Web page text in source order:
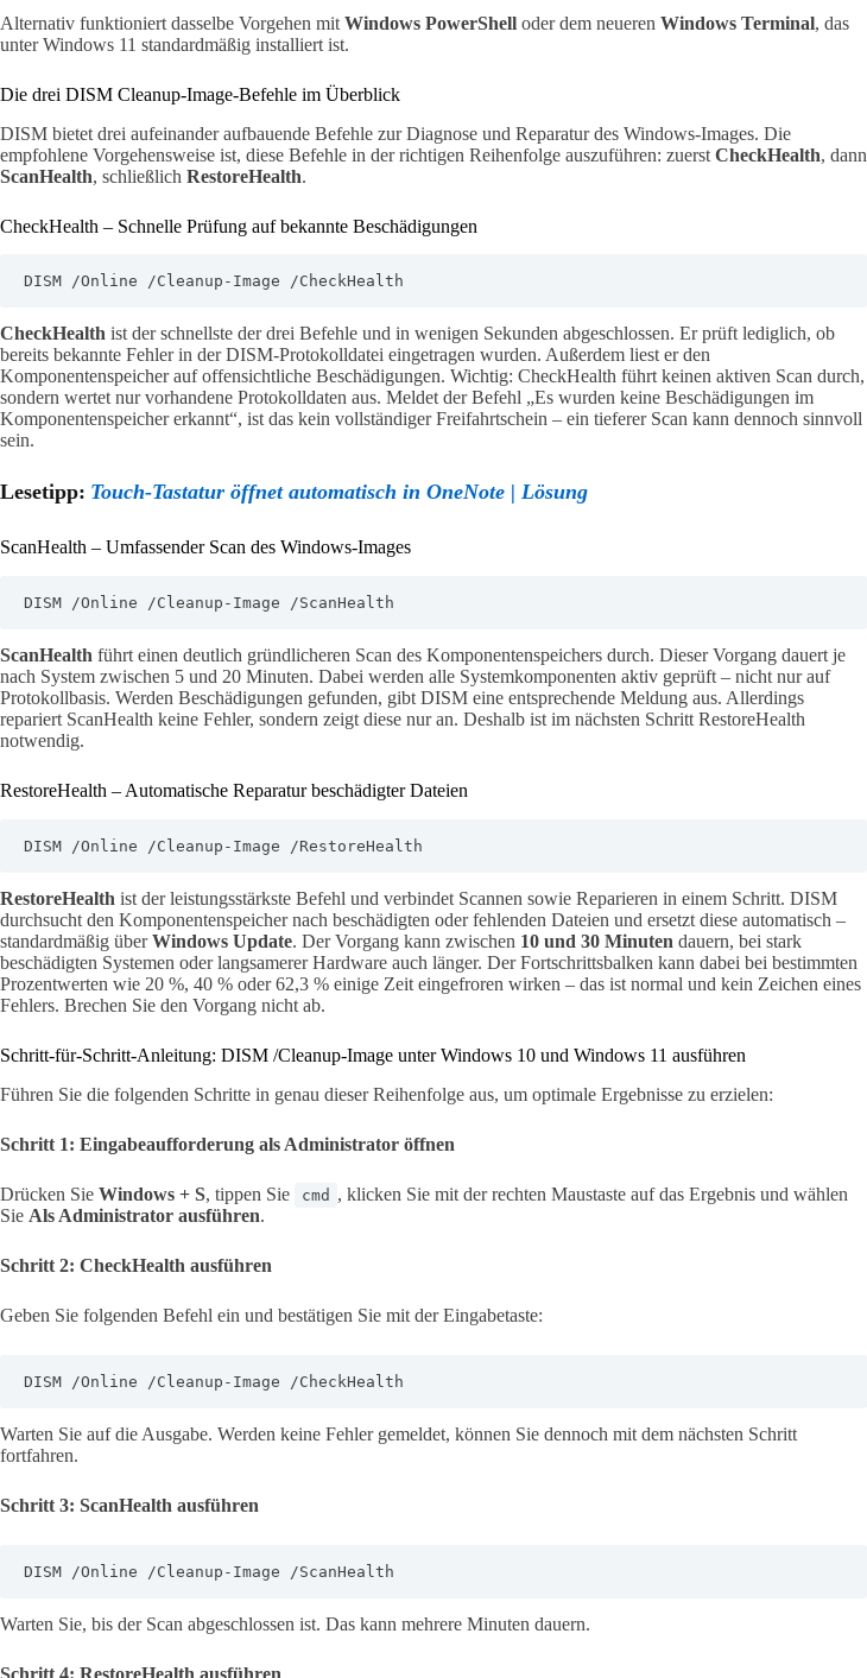
Alternativ funktioniert dasselbe Vorgehen mit Windows PowerShell oder dem neueren Windows Terminal, das
unter Windows 11 standardmäßig installiert ist.
Die drei DISM Cleanup-Image-Befehle im Überblick
DISM bietet drei aufeinander aufbauende Befehle zur Diagnose und Reparatur des Windows-Images. Die
empfohlene Vorgehensweise ist, diese Befehle in der richtigen Reihenfolge auszuführen: zuerst CheckHealth, dann
ScanHealth, schließlich RestoreHealth.
CheckHealth – Schnelle Prüfung auf bekannte Beschädigungen
DISM /Online /Cleanup-Image /CheckHealth
CheckHealth ist der schnellste der drei Befehle und in wenigen Sekunden abgeschlossen. Er prüft lediglich, ob
bereits bekannte Fehler in der DISM-Protokolldatei eingetragen wurden. Außerdem liest er den
Komponentenspeicher auf offensichtliche Beschädigungen. Wichtig: CheckHealth führt keinen aktiven Scan durch,
sondern wertet nur vorhandene Protokolldaten aus. Meldet der Befehl „Es wurden keine Beschädigungen im
Komponentenspeicher erkannt“, ist das kein vollständiger Freifahrtschein – ein tieferer Scan kann dennoch sinnvoll
sein.
Lesetipp: Touch-Tastatur öffnet automatisch in OneNote | Lösung
ScanHealth – Umfassender Scan des Windows-Images
DISM /Online /Cleanup-Image /ScanHealth
ScanHealth führt einen deutlich gründlicheren Scan des Komponentenspeichers durch. Dieser Vorgang dauert je
nach System zwischen 5 und 20 Minuten. Dabei werden alle Systemkomponenten aktiv geprüft – nicht nur auf
Protokollbasis. Werden Beschädigungen gefunden, gibt DISM eine entsprechende Meldung aus. Allerdings
repariert ScanHealth keine Fehler, sondern zeigt diese nur an. Deshalb ist im nächsten Schritt RestoreHealth
notwendig.
RestoreHealth – Automatische Reparatur beschädigter Dateien
DISM /Online /Cleanup-Image /RestoreHealth
RestoreHealth ist der leistungsstärkste Befehl und verbindet Scannen sowie Reparieren in einem Schritt. DISM
durchsucht den Komponentenspeicher nach beschädigten oder fehlenden Dateien und ersetzt diese automatisch –
standardmäßig überWindows Update. Der Vorgang kann zwischen 10 und 30 Minuten dauern, bei stark
beschädigten Systemen oder langsamerer Hardware auch länger. Der Fortschrittsbalken kann dabei bei bestimmten
Prozentwerten wie 20 %, 40 % oder 62,3 % einige Zeit eingefroren wirken – das ist normal und kein Zeichen eines
Fehlers. Brechen Sie den Vorgang nicht ab.
Schritt-für-Schritt-Anleitung: DISM /Cleanup-Image unter Windows 10 und Windows 11 ausführen
Führen Sie die folgenden Schritte in genau dieser Reihenfolge aus, um optimale Ergebnisse zu erzielen:
Schritt 1: Eingabeaufforderung als Administrator öffnen
Drücken Sie Windows + S, tippen Sie cmd , klicken Sie mit der rechten Maustaste auf das Ergebnis und wählen
Sie Als Administrator ausführen.
Schritt 2: CheckHealth ausführen
Geben Sie folgenden Befehl ein und bestätigen Sie mit der Eingabetaste:
DISM /Online /Cleanup-Image /CheckHealth
Warten Sie auf die Ausgabe. Werden keine Fehler gemeldet, können Sie dennoch mit dem nächsten Schritt
fortfahren.
Schritt 3: ScanHealth ausführen
DISM /Online /Cleanup-Image /ScanHealth
Warten Sie, bis der Scan abgeschlossen ist. Das kann mehrere Minuten dauern.
Schritt 4: RestoreHealth ausführen